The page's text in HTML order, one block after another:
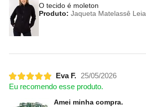
O tecido é moleton
Produto: Jaqueta Matelassê
Eva F. 25/05/2026
Eu recomendo esse produto.
Amei minha compra.